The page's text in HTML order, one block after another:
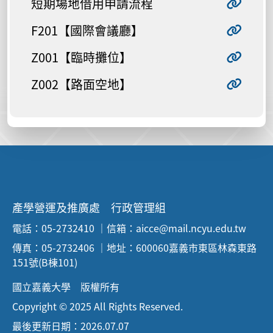
F201【國際會議廳】
Z001【臨時攤位】
Z002【路面空地】
產學營運及推廣處 行政管理組
電話：05-2732410 ｜信箱：aicce@mail.ncyu.edu.tw
傳真：05-2732406 ｜地址：600060嘉義市東區林森東路
151號(B棟101)
國立嘉義大學 版權所有
Copyright © 2025 All Rights Reserved.
最後更新日期：2026.07.07